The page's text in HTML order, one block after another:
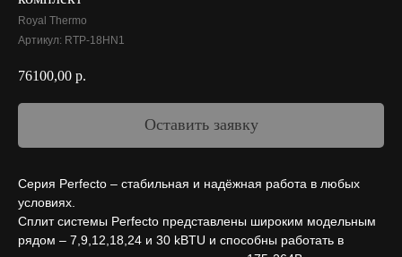
Royal Thermo
Артикул: RTP-18HN1
76100,00 р.
Оставить заявку
Серия Perfecto – стабильная и надёжная работа в любых
условиях.
Сплит системы Perfecto представлены широким модельным
рядом – 7,9,12,18,24 и 30 kBTU и способны работать в